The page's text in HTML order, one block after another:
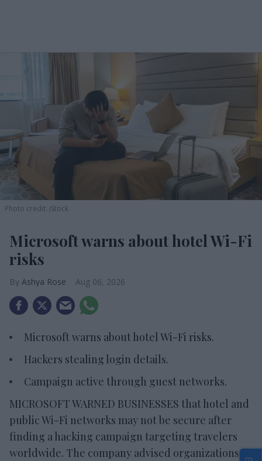
Photo credit: iStock
Microsoft warns about hotel Wi-Fi
risks
Ashya Rose Aug 06, 2026
Microsoft warns about hotel Wi-Fi risks.
Hackers stealing login details.
Campaign active through guest networks.
MICROSOFT WARNED BUSINESSES that hotel and
public Wi-Fi networks may not be secure after
finding a hacking campaign targeting travelers
worldwide. The company advised organizations to